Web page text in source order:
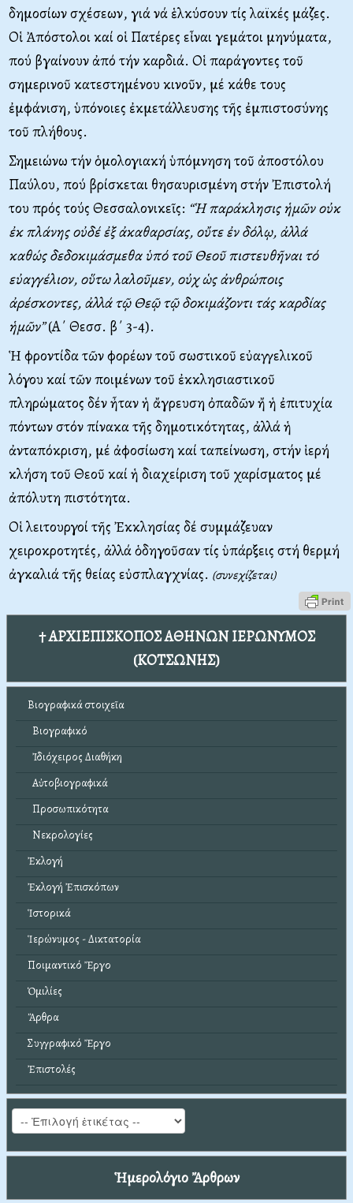
δημοσίων σχέσεων, γιά νά ἑλκύσουν τίς λαϊκές μάζες.
Οἱ Ἀπόστολοι καί οἱ Πατέρες εἶναι γεμάτοι μηνύματα,
πού βγαίνουν ἀπό τήν καρδιά. Οἱ παράγοντες τοῦ
σημερινοῦ κατεστημένου κινοῦν, μέ κάθε τους
ἐμφάνιση, ὑπόνοιες ἐκμετάλλευσης τῆς ἐμπιστοσύνης
τοῦ πλήθους.
Σημειώνω τήν ὁμολογιακή ὑπόμνηση τοῦ ἀποστόλου
Παύλου, πού βρίσκεται θησαυρισμένη στήν Ἐπιστολή
του πρός τούς Θεσσαλονικεῖς: “Ἡ παράκλησις ἡμῶν οὐκ
ἐκ πλάνης οὐδέ ἐξ ἀκαθαρσίας, οὔτε ἐν δόλῳ, ἀλλά
καθώς δεδοκιμάσμεθα ὑπό τοῦ Θεοῦ πιστευθῆναι τό
εὐαγγέλιον, οὕτω λαλοῦμεν, οὐχ ὡς ἀνθρώποις
ἀρέσκοντες, ἀλλά τῷ Θεῷ τῷ δοκιμάζοντι τάς καρδίας
ἡμῶν”(Α΄ Θεσσ. β΄ 3-4).
Ἡ φροντίδα τῶν φορέων τοῦ σωστικοῦ εὐαγγελικοῦ
λόγου καί τῶν ποιμένων τοῦ ἐκκλησιαστικοῦ
πληρώματος δέν ἦταν ἡ ἄγρευση ὀπαδῶν ἤ ἡ ἐπιτυχία
πόντων στόν πίνακα τῆς δημοτικότητας, ἀλλά ἡ
ἀνταπόκριση, μέ ἀφοσίωση καί ταπείνωση, στήν ἱερή
κλήση τοῦ Θεοῦ καί ἡ διαχείριση τοῦ χαρίσματος μέ
ἀπόλυτη πιστότητα.
Οἱ λειτουργοί τῆς Ἐκκλησίας δέ συμμάζευαν
χειροκροτητές, ἀλλά ὁδηγοῦσαν τίς ὑπάρξεις στή θερμή
ἀγκαλιά τῆς θείας εὐσπλαγχνίας. (συνεχίζεται)
† ΑΡΧΙΕΠΙΣΚΟΠΟΣ ΑΘΗΝΩΝ ΙΕΡΩΝΥΜΟΣ
(ΚΟΤΣΩΝΗΣ)
Βιογραφικά στοιχεῖα
Βιογραφικό
Ἰδιόχειρος Διαθήκη
Αὐτοβιογραφικά
Προσωπικότητα
Νεκρολογίες
Ἐκλογή
Ἐκλογή Ἐπισκόπων
Ἱστορικά
Ἱερώνυμος - Δικτατορία
Ποιμαντικό Ἔργο
Ὁμιλίες
Ἄρθρα
Συγγραφικό Ἔργο
Ἐπιστολές
Ἡμερολόγιο Ἄρθρων